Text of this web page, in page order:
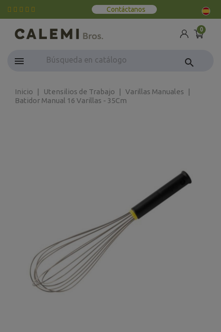
Contáctanos
0
search
Inicio Utensilios de Trabajo
Varillas Manuales
Batidor Manual 16 Varillas - 35Cm